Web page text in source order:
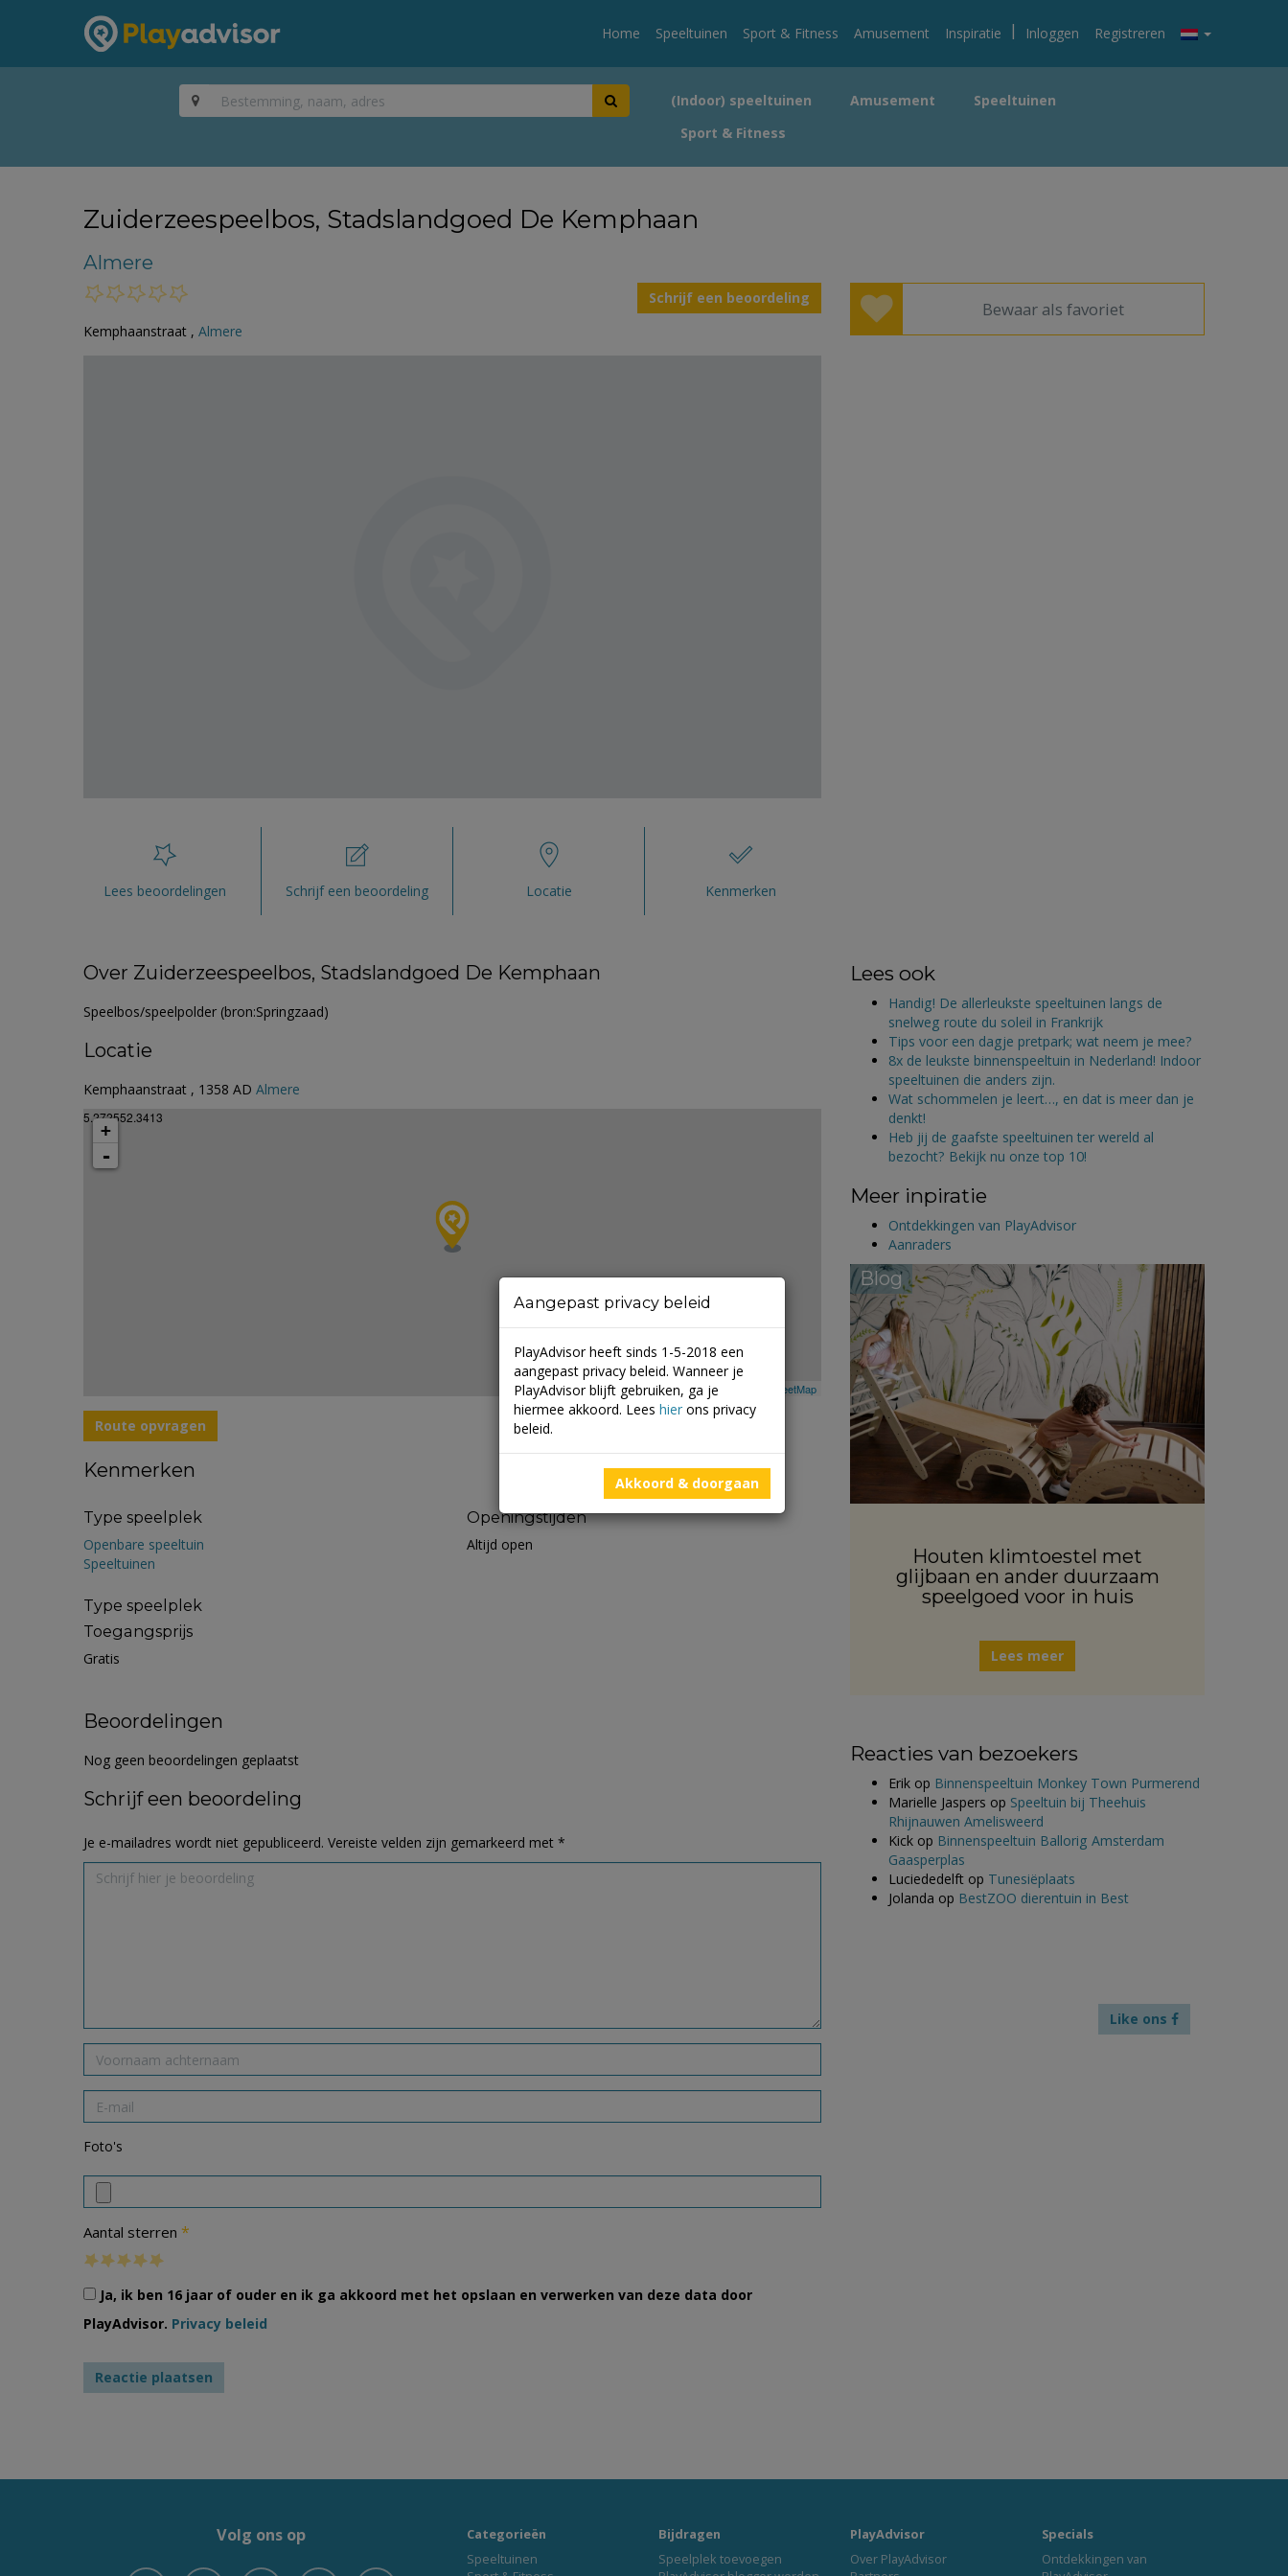
Home Speeltuinen Sport & Fitness Amusement Inspiratie | Inloggen Registreren
(Indoor) speeltuinen Amusement
Speeltuinen
Sport & Fitness
Zuiderzeespeelbos, Stadslandgoed De Kemphaan
Almere
Schrijf een beoordeling
Kemphaanstraat , Almere
Bewaar als favoriet
Lees beoordelingen Schrijf een beoordeling Locatie Kenmerken
Over Zuiderzeespeelbos, Stadslandgoed De Kemphaan
Speelbos/speelpolder (bron:Springzaad)
Locatie
Kemphaanstraat , 1358 AD Almere
5.272552.3413
+
-
Leaflet| ©Mapbox OpenStreetMap
Route opvragen
Kenmerken
Type speelplek
Openbare speeltuin
Speeltuinen
Type speelplek
Toegangsprijs
Gratis
Openingstijden
Altijd open
Beoordelingen
Nog geen beoordelingen geplaatst
Schrijf een beoordeling
Je e-mailadres wordt niet gepubliceerd. Vereiste velden zijn gemarkeerd met *
Foto's
Aantal sterren *
Ja, ik ben 16 jaar of ouder en ik ga akkoord met het opslaan en verwerken van deze data door
PlayAdvisor. Privacy beleid
Lees ook
Handig! De allerleukste speeltuinen langs de
snelweg route du soleil in Frankrijk
Tips voor een dagje pretpark; wat neem je mee?
8x de leukste binnenspeeltuin in Nederland! Indoor
speeltuinen die anders zijn.
Wat schommelen je leert…, en dat is meer dan je
denkt!
Heb jij de gaafste speeltuinen ter wereld al
bezocht? Bekijk nu onze top 10!
Meer inpiratie
Ontdekkingen van PlayAdvisor
Aanraders
Blog
Houten klimtoestel met
glijbaan en ander duurzaam
speelgoed voor in huis
Lees meer
Reacties van bezoekers
Erik op Binnenspeeltuin Monkey Town Purmerend
Marielle Jaspers op Speeltuin bij Theehuis
Rhijnauwen Amelisweerd
Kick op Binnenspeeltuin Ballorig Amsterdam
Gaasperplas
Luciededelft op Tunesiëplaats
Jolanda op BestZOO dierentuin in Best
Like ons
Volg ons op
Categorieën
Speeltuinen
Bijdragen
Speelplek toevoegen
PlayAdvisor
Over PlayAdvisor
Specials
Ontdekkingen van
Aangepast privacy beleid
PlayAdvisor heeft sinds 1-5-2018 een
aangepast privacy beleid. Wanneer je
PlayAdvisor blijft gebruiken, ga je
hiermee akkoord. Lees hier ons privacy
beleid.
Akkoord & doorgaan